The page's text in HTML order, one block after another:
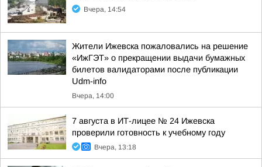
Вчера, 14:54
Жители Ижевска пожаловались на решение
«ИжГЭТ» о прекращении выдачи бумажных
билетов валидаторами после публикации
Udm-info
Вчера, 14:00
7 августа в ИТ-лицее № 24 Ижевска
проверили готовность к учебному году
Вчера, 13:18